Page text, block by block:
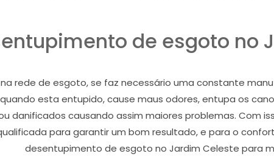
de esgoto no
rede de esgoto, se faz necessário uma constante
esta entupido, cause maus odores, entupa os
danificados causando assim maiores problemas. Com
para garantir um bom resultado, e para o
desentupimento de esgoto no Jardim Celeste para